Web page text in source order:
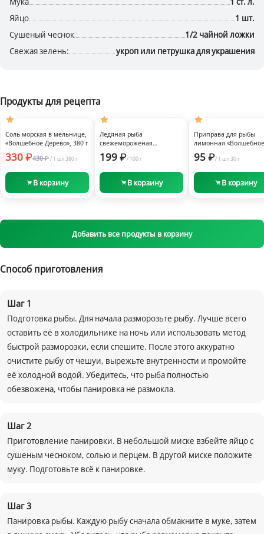
Яйцо
1 шт.
Сушеный чеснок
1/2 чайной ложки
Свежая зелень:
укроп или петрушка для украшения
Продукты для рецепта
Соль морская в мельнице,
«Волшебное Дерево», 380 г
330 430 / 1 шт380 г
В корзину
Ледяная рыба
свежемороженая
непотрошеная,
«Икорный», ~0,7 кг
199 / 100 г
В корзину
Приправа для рыбы
лимонная «Волшебное
Дерево», 30 г
95 / 1 шт30 г
В корзину
Добавить все продукты в корзину
Способ приготовления
Шаг 1
Подготовка рыбы. Для начала разморозьте рыбу. Лучше всего
оставить её в холодильнике на ночь или использовать метод
быстрой разморозки, если спешите. После этого аккуратно
очистите рыбу от чешуи, вырежьте внутренности и промойте
её холодной водой. Убедитесь, что рыба полностью
обезвожена, чтобы панировка не размокла.
Шаг2
Приготовление панировки. В небольшой миске взбейте яйцо с
сушеным чесноком, солью и перцем. В другой миске положите
муку. Подготовьте всё к панировке.
Шаг3
Панировка рыбы. Каждую рыбу сначала обмакните в муке, затем